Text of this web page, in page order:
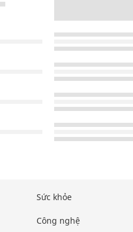
Sức khỏe
Công nghệ